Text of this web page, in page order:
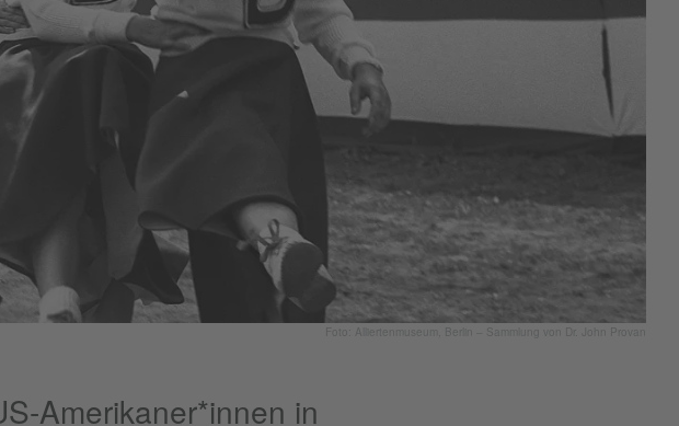
Foto: Alliertenmuseum, Berlin – Sammlung von Dr. John Provan
Amerikaner*innen in